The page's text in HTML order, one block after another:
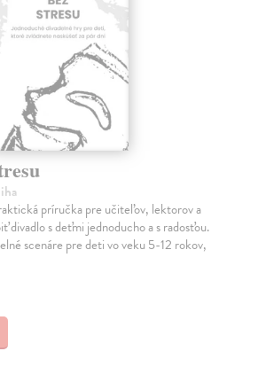
príručka pre učiteľov, lektorov a
s deťmi jednoducho a s radosťou.
scenáre pre deti vo veku 5-12 rokov,